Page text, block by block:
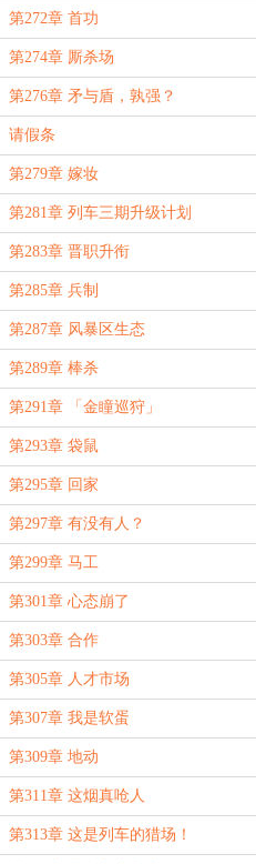
第272章 首功
第274章 厮杀场
第276章 矛与盾，孰强？
请假条
第279章 嫁妆
第281章 列车三期升级计划
第283章 晋职升衔
第285章 兵制
第287章 风暴区生态
第289章 棒杀
第291章 「金瞳巡狩」
第293章 袋鼠
第295章 回家
第297章 有没有人？
第299章 马工
第301章 心态崩了
第303章 合作
第305章 人才市场
第307章 我是软蛋
第309章 地动
第311章 这烟真呛人
第313章 这是列车的猎场！